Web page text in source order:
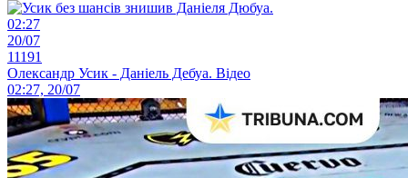
02:27
20/07
11191
Олександр Усик - Даніель Дебуа. Відео
02:27, 20/07